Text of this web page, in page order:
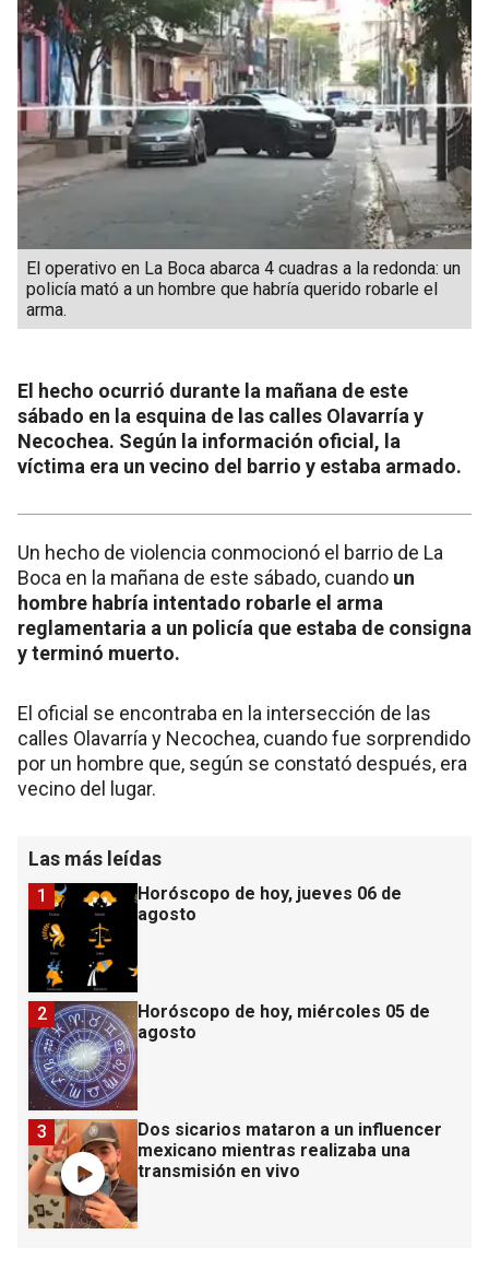
El operativo en La Boca abarca 4 cuadras a la redonda: un
policía mató a un hombre que habría querido robarle el
arma.
El hecho ocurrió durante la mañana de este
sábado en la esquina de las calles Olavarría y
Necochea. Según la información oficial, la
víctima era un vecino del barrio y estaba armado.
Un hecho de violencia conmocionó el barrio de La
Boca en la mañana de este sábado, cuando un
hombre habría intentado robarle el arma
reglamentaria a un policía que estaba de consigna
y terminó muerto.
El oficial se encontraba en la intersección de las
calles Olavarría y Necochea, cuando fue sorprendido
por un hombre que, según se constató después, era
vecino del lugar.
Las más leídas
Horóscopo de hoy, jueves 06 de
agosto
1
Horóscopo de hoy, miércoles 05 de
agosto
2
Dos sicarios mataron a un influencer
mexicano mientras realizaba una
transmisión en vivo
3